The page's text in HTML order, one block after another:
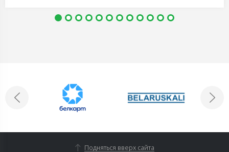
Подняться вверх сайта